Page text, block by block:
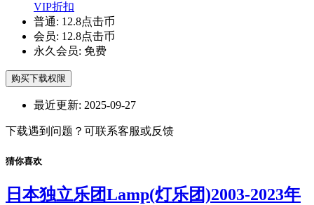
VIP折扣
普通: 12.8点击币
会员: 12.8点击币
永久会员: 免费
购买下载权限
最近更新: 2025-09-27
下载遇到问题？可联系客服或反馈
猜你喜欢
日本独立乐团Lamp(灯乐团)2003-2023年